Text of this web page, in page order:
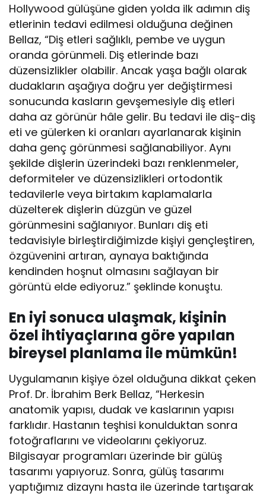
Hollywood gülüşüne giden yolda ilk adımın diş
etlerinin tedavi edilmesi olduğuna değinen
Bellaz, “Diş etleri sağlıklı, pembe ve uygun
oranda görünmeli. Diş etlerinde bazı
düzensizlikler olabilir. Ancak yaşa bağlı olarak
dudakların aşağıya doğru yer değiştirmesi
sonucunda kasların gevşemesiyle diş etleri
daha az görünür hâle gelir. Bu tedavi ile diş-diş
eti ve gülerken ki oranları ayarlanarak kişinin
daha genç görünmesi sağlanabiliyor. Aynı
şekilde dişlerin üzerindeki bazı renklenmeler,
deformiteler ve düzensizlikleri ortodontik
tedavilerle veya birtakım kaplamalarla
düzelterek dişlerin düzgün ve güzel
görünmesini sağlanıyor. Bunları diş eti
tedavisiyle birleştirdiğimizde kişiyi gençleştiren,
özgüvenini artıran, aynaya baktığında
kendinden hoşnut olmasını sağlayan bir
görüntü elde ediyoruz.” şeklinde konuştu.
En iyi sonuca ulaşmak, kişinin
özel ihtiyaçlarına göre yapılan
bireysel planlama ile mümkün!
Uygulamanın kişiye özel olduğuna dikkat çeken
Prof. Dr. İbrahim Berk Bellaz, “Herkesin
anatomik yapısı, dudak ve kaslarının yapısı
farklıdır. Hastanın teşhisi konulduktan sonra
fotoğraflarını ve videolarını çekiyoruz.
Bilgisayar programları üzerinde bir gülüş
tasarımı yapıyoruz. Sonra, gülüş tasarımı
yaptığımız dizaynı hasta ile üzerinde tartışarak